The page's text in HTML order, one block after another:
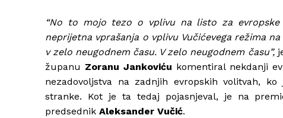
“No to mojo tezo o vplivu na listo za
neprijetna vprašanja o vplivu Vučićevega režima
v zelo neugodnem času. V zelo neugodnem času”,
županu Zoranu Jankoviću komentiral nekdanji
nezadovoljstva na zadnjih evropskih volitvah,
stranke. Kot je ta tedaj pojasnjeval, je na
predsednik Aleksander Vučić.